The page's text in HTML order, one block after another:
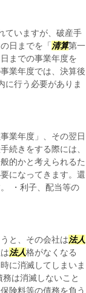
ていますが、破産手
日までを「 清算第一
までの事業年度を
業年度では、決算後
に行う必要がありま
業年度」、その翌日
続きをする際には、
的かと考えられるた
になってきます。還
・利子、配当等の
と、その会社は法人
法人格がなくなる
に消滅してしまいま
は消滅しないこと
険料等の債務を負う